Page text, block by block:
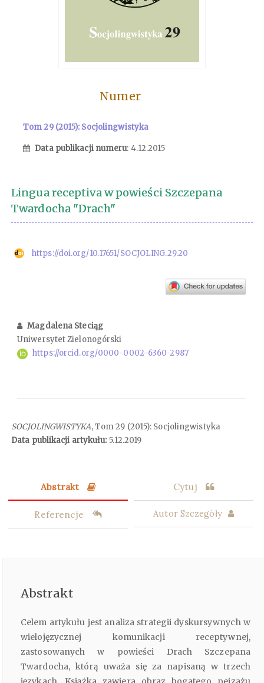
Numer
Tom 29 (2015): Socjolingwistyka
Data publikacji numeru: 4.12.2015
Lingua receptiva w powieści Szczepana
Twardocha "Drach"
https://doi.org/10.17651/SOCJOLING.29.20
Magdalena Steciąg
Uniwersytet Zielonogórski
https://orcid.org/0000-0002-6360-2987
SOCJOLINGWISTYKA, Tom 29 (2015): Socjolingwistyka
Data publikacji artykułu: 5.12.2019
Abstrakt Cytuj
Referencje Autor Szczegóły
Abstrakt
Celem artykułu jest analiza strategii dyskursywnych w
wielojęzycznej komunikacji receptywnej,
zastosowanych w powieści Drach Szczepana
Twardocha, którą uważa się za napisaną w trzech